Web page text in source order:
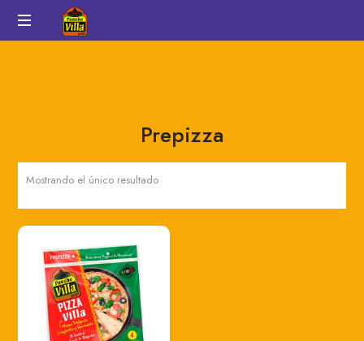
Pancho
Prepizza
Mostrando el único resultado